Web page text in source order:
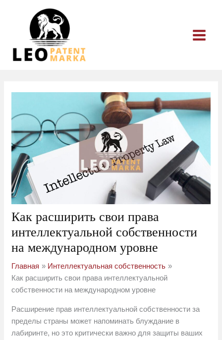
содержимому
Как расширить свои права
интеллектуальной собственности
на международном уровне
Главная
Интеллектуальная собственность
Как расширить свои права интеллектуальной
собственности на международном уровне
Расширение прав интеллектуальной собственности за
пределы страны может напоминать блуждание в
лабиринте, но это критически важно для защиты ваших